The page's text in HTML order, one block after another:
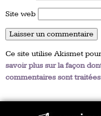
Site web
Ce site utilise Akismet
savoir plus sur la façon
commentaires sont traitées